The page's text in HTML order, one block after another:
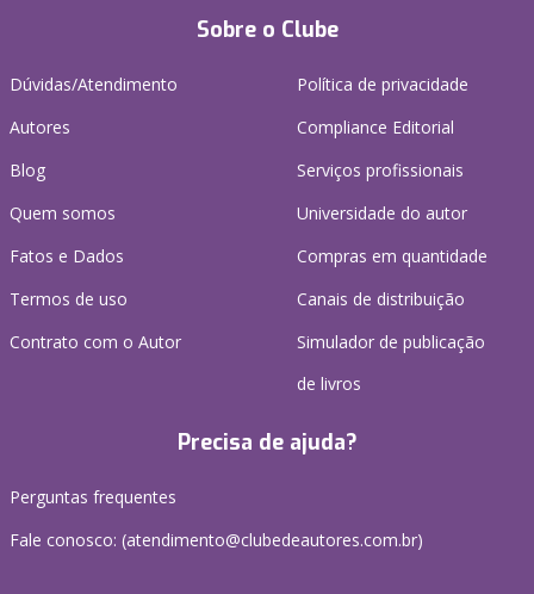
Sobre o Clube
Dúvidas/Atendimento
Autores
Blog
Quem somos
Fatos e Dados
Termos de uso
Contrato com o Autor
Política de privacidade
Compliance Editorial
Serviços profissionais
Universidade do autor
Compras em quantidade
Canais de distribuição
Simulador de publicação
de livros
Precisa de ajuda?
Perguntas frequentes
Fale conosco: (atendimento@clubedeautores.com.br)